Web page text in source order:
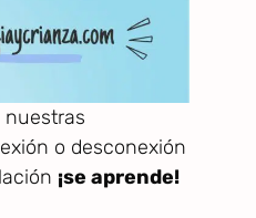
o desconexión
¡se aprende!